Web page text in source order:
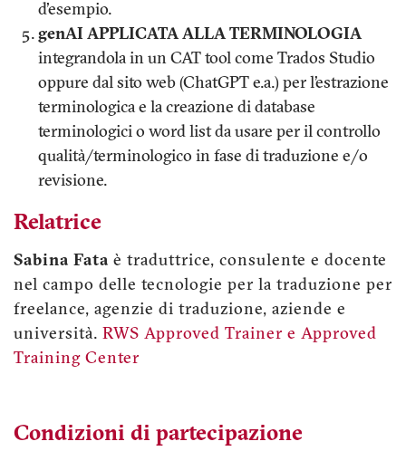
d'esempio.
genAI APPLICATA ALLA TERMINOLOGIA
integrandola in un CAT tool come Trados Studio
oppure dal sito web (ChatGPT e.a.) per l’estrazione
terminologica e la creazione di database
terminologici o word list da usare per il controllo
qualità/terminologico in fase di traduzione e/o
revisione.
Relatrice
Sabina Fata è traduttrice, consulente e docente
nel campo delle tecnologie per la traduzione per
freelance, agenzie di traduzione, aziende e
università. RWS Approved Trainer e Approved
Training Center
Condizioni di partecipazione